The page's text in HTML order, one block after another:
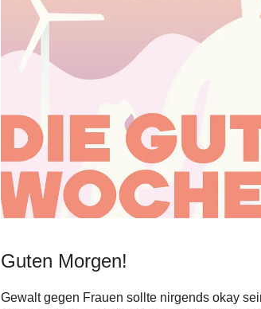
Guten Morgen!
Gewalt gegen Frauen sollte nirgends okay